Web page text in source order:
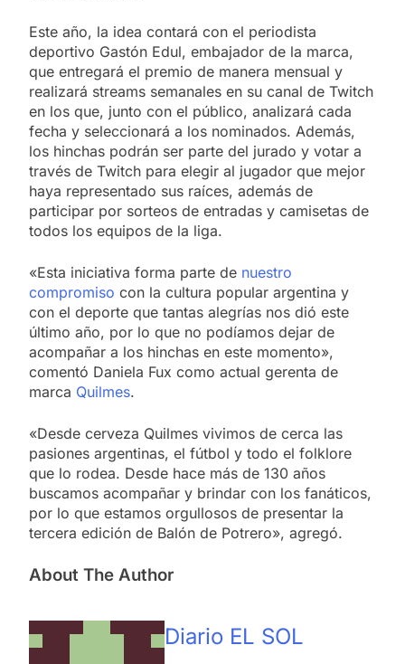
Este año, la idea contará con el periodista
deportivo Gastón Edul, embajador de la marca,
que entregará el premio de manera mensual y
realizará streams semanales en su canal de Twitch
en los que, junto con el público, analizará cada
fecha y seleccionará a los nominados. Además,
los hinchas podrán ser parte del jurado y votar a
través de Twitch para elegir al jugador que mejor
haya representado sus raíces, además de
participar por sorteos de entradas y camisetas de
todos los equipos de la liga.
«Esta iniciativa forma parte de nuestro
compromiso con la cultura popular argentina y
con el deporte que tantas alegrías nos dió este
último año, por lo que no podíamos dejar de
acompañar a los hinchas en este momento»,
comentó Daniela Fux como actual gerenta de
marca Quilmes.
«Desde cerveza Quilmes vivimos de cerca las
pasiones argentinas, el fútbol y todo el folklore
que lo rodea. Desde hace más de 130 años
buscamos acompañar y brindar con los fanáticos,
por lo que estamos orgullosos de presentar la
tercera edición de Balón de Potrero», agregó.
About The Author
Diario EL SOL